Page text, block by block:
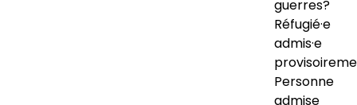
guerres?
Réfugié·e
admis·e
Personne
admise